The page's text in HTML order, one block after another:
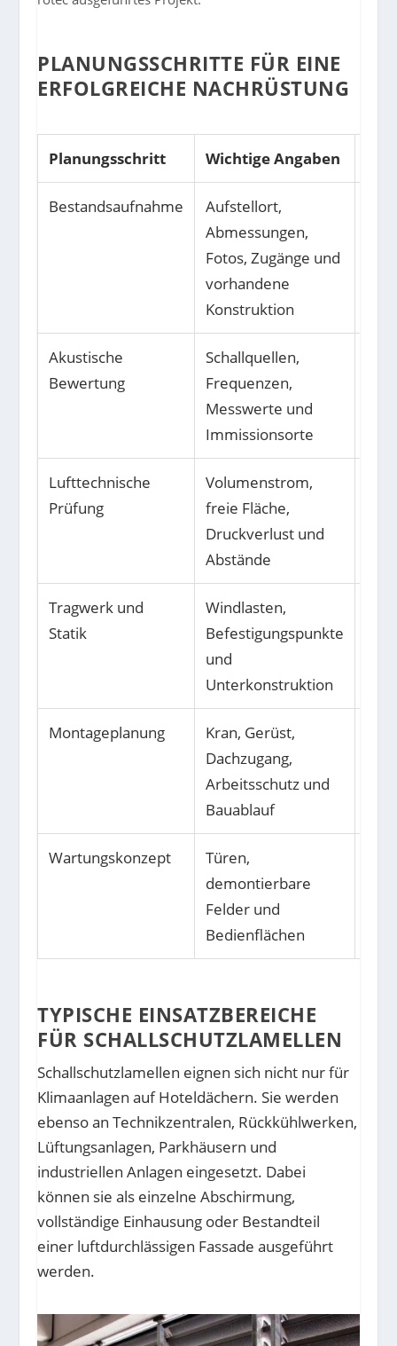
PLANUNGSSCHRITTE FÜR EINE
ERFOLGREICHE NACHRÜSTUNG
Planungsschritt Wichtige Angaben
Bestandsaufnahme
Aufstellort,
Abmessungen,
Fotos, Zugänge und
vorhandene
Konstruktion
Akustische
Bewertung
Schallquellen,
Frequenzen,
Messwerte und
Immissionsorte
Lufttechnische
Prüfung
Volumenstrom,
freie Fläche,
Druckverlust und
Abstände
Tragwerk und
Statik
Windlasten,
Befestigungspunkte
und
Unterkonstruktion
Montageplanung
Kran, Gerüst,
Dachzugang,
Arbeitsschutz und
Bauablauf
Wartungskonzept
Türen,
demontierbare
Felder und
Bedienflächen
TYPISCHE EINSATZBEREICHE
FÜR SCHALLSCHUTZLAMELLEN
Schallschutzlamellen eignen sich nicht nur für
Klimaanlagen auf Hoteldächern. Sie werden
ebenso an Technikzentralen, Rückkühlwerken,
Lüftungsanlagen, Parkhäusern und
industriellen Anlagen eingesetzt. Dabei
können sie als einzelne Abschirmung,
vollständige Einhausung oder Bestandteil
einer luftdurchlässigen Fassade ausgeführt
werden.